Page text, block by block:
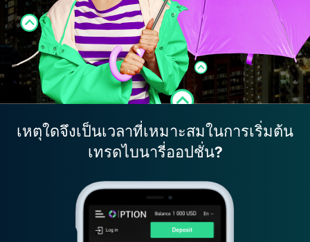
เหตุใดจึงเป็นเวลาที่เหมาะสมในการเริ่มต้น
เทรดไบนารี่ออปชั่น?